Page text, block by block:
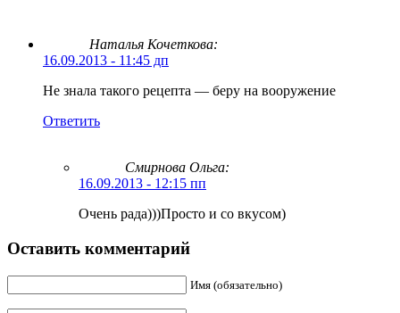
Наталья Кочеткова:
16.09.2013 - 11:45 дп
Не знала такого рецепта — беру на вооружение
Ответить
Смирнова Ольга:
16.09.2013 - 12:15 пп
Очень рада)))Просто и со вкусом)
Оставить комментарий
Имя (обязательно)